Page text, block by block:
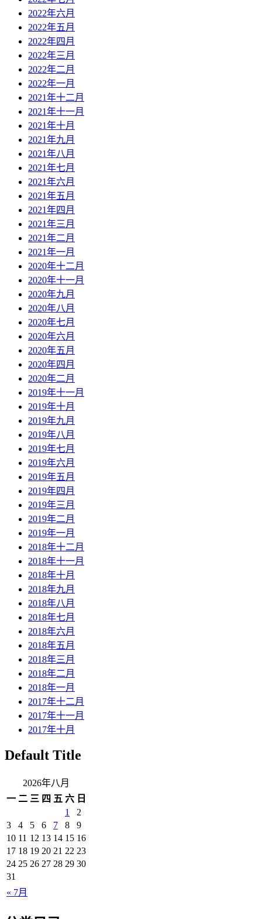
2022年六月
2022年五月
2022年四月
2022年三月
2022年二月
2022年一月
2021年十二月
2021年十一月
2021年十月
2021年九月
2021年八月
2021年七月
2021年六月
2021年五月
2021年四月
2021年三月
2021年二月
2021年一月
2020年十二月
2020年十一月
2020年九月
2020年八月
2020年七月
2020年六月
2020年五月
2020年四月
2020年二月
2019年十一月
2019年十月
2019年九月
2019年八月
2019年七月
2019年六月
2019年五月
2019年四月
2019年三月
2019年二月
2019年一月
2018年十二月
2018年十一月
2018年十月
2018年九月
2018年八月
2018年七月
2018年六月
2018年五月
2018年三月
2018年二月
2018年一月
2017年十二月
2017年十一月
2017年十月
Default Title
2026年八月
一 二 三 四 五 六 日
« 7月
1
2
3
4 5 6 7 8
9
10 11 12 13 14 15 16
17 18 19 20 21 22 23
24 25 26 27 28 29 30
31